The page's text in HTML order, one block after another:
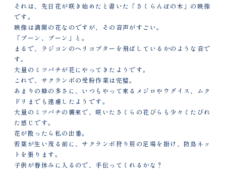
それは、先日花が咲き始めたと書いた「さくらんぼの木」の映像
です。
映像は満開の花なのですが、その音声がすごい。
「ブーン、ブーン」と。
まるで、ラジコンのヘリコプターを飛ばしているかのような音で
す。
大量のミツバチが花にやってきたようです。
これで、サクランボの受粉作業は完璧。
あまりの蜂の多さに、いつもやって来るメジロやウグイス、ムク
ドリまでも遠慮したようです。
大量のミツバチの襲来で、咲いたさくらの花びらも少々くたびれ
た感じです。
花が散ったら私の出番。
若葉が生い茂る前に、サクランボ狩り用の足場を掛け、防鳥ネッ
トを張ります。
子供が春休みに入るので、手伝ってくれるかな？